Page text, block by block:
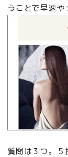
うことで早速や
質問は３つ。５